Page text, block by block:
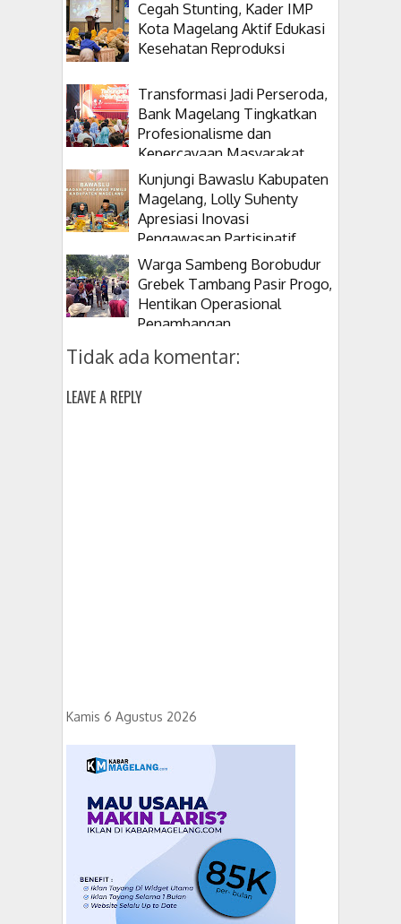
Cegah Stunting, Kader IMP
Kota Magelang Aktif Edukasi
Kesehatan Reproduksi
Transformasi Jadi Perseroda,
Bank Magelang Tingkatkan
Profesionalisme dan
Kepercayaan Masyarakat
Kunjungi Bawaslu Kabupaten
Magelang, Lolly Suhenty
Apresiasi Inovasi
Pengawasan Partisipatif
Warga Sambeng Borobudur
Grebek Tambang Pasir Progo,
Hentikan Operasional
Penambangan
Tidak ada komentar:
LEAVE A REPLY
Kamis 6 Agustus 2026